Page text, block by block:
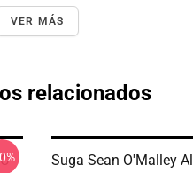
VER MÁS
relacionados
Suga Sean O'Malley